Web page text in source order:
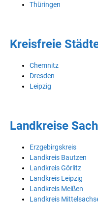
Thüringen
Kreisfreie
Chemnitz
Dresden
Leipzig
Landkreise
Erzgebirgskreis
Landkreis Bautzen
Landkreis Görlitz
Landkreis Leipzig
Landkreis Meißen
Landkreis